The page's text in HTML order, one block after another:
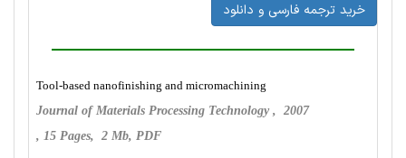
خرید ترجمه فارسی و دانلود
Tool-based nanofinishing and micromachining
Journal of Materials Processing Technology , 2007
, 15 Pages, 2 Mb, PDF